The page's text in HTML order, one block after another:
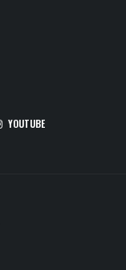
YOUTUBE